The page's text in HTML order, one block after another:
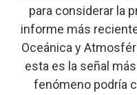
para considerar la
informe más
Oceánica y
esta es la señal
fenómeno podría